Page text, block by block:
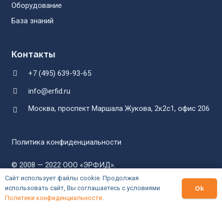
Оборудование
База знаний
Контакты
+7 (495) 639-93-65
info@erfid.ru
Москва, проспект Маршала Жукова, 2к2с1, офис 206
Политика конфиденциальности
© 2008 — 2022 ООО «ЭРФИД».
RFID технологии и оборудование.
Сайт использует файлы cookie. Продолжая
использовать сайт, Вы соглашаетесь с условиями
Политики конфиденциальности.
Ok